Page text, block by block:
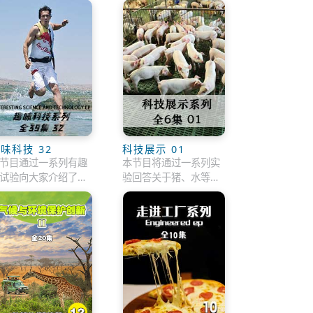
科技 32
目通过一系列有趣
验向大家介绍了一
用于我们日常生活
小窍门和小装置。
科技展示 01
本节目将通过一系列实
验回答关于猪、水等事
物的许多相关问题。